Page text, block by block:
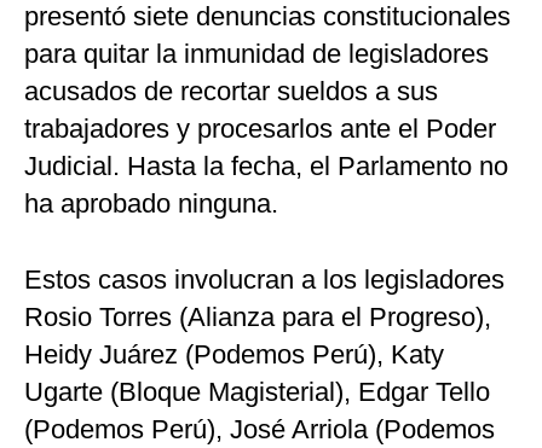
presentó siete denuncias constitucionales
para quitar la inmunidad de legisladores
acusados de recortar sueldos a sus
trabajadores y procesarlos ante el Poder
Judicial. Hasta la fecha, el Parlamento no
ha aprobado ninguna.
Estos casos involucran a los legisladores
Rosio Torres (Alianza para el Progreso),
Heidy Juárez (Podemos Perú), Katy
Ugarte (Bloque Magisterial), Edgar Tello
(Podemos Perú), José Arriola (Podemos